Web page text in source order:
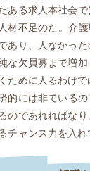
ある求人
材不足の
あり、人
な欠員募
ために人
的には非
のであれ
チャンス
本社会で
た。介
なかっ
まで増
るわけ
ている
ればなり
力を入れ